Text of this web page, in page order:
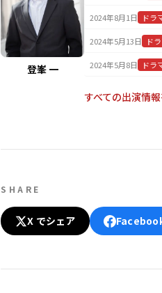
登峯 一
2024年8月1日 ドラ
2024年5月13日 ド
2024年5月8日 ドラ
すべての出演情
SHARE
X でシェア